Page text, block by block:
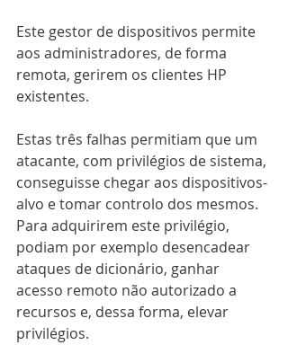
Este gestor de dispositivos permite
aos administradores, de forma
remota, gerirem os clientes HP
existentes.
Estas três falhas permitiam que um
atacante, com privilégios de sistema,
conseguisse chegar aos dispositivos-
alvo e tomar controlo dos mesmos.
Para adquirirem este privilégio,
podiam por exemplo desencadear
ataques de dicionário, ganhar
acesso remoto não autorizado a
recursos e, dessa forma, elevar
privilégios.